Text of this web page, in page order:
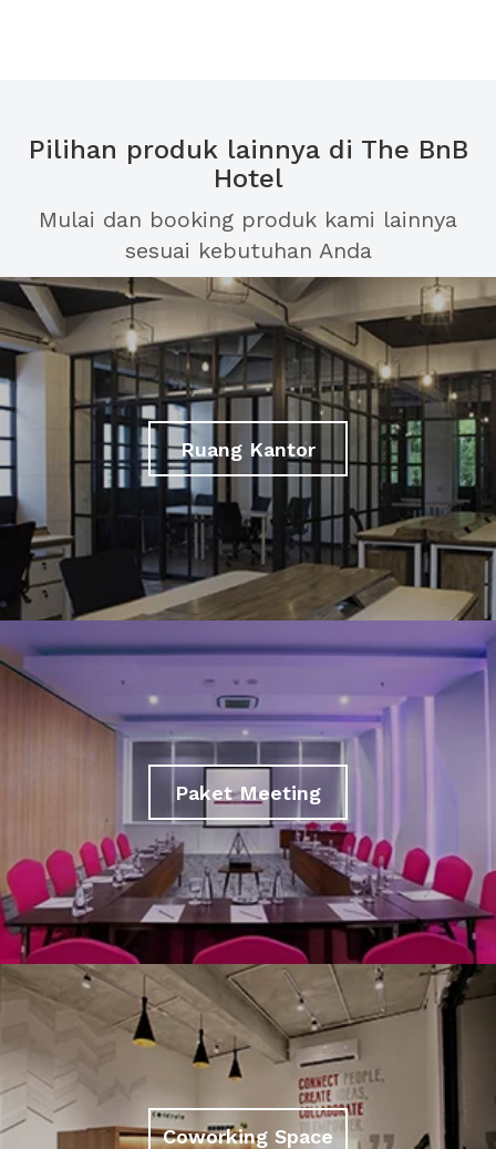
Pilihan produk lainnya di The BnB
Hotel
Mulai dan booking produk kami lainnya
sesuai kebutuhan Anda
Ruang Kantor
Paket Meeting
Coworking Space